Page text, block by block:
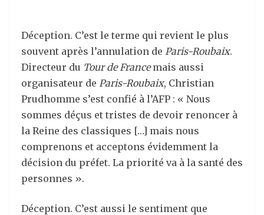
Déception. C’est le terme qui revient le plus
souvent après l’annulation de Paris-Roubaix.
Directeur du Tour de Francemais aussi
organisateur de Paris-Roubaix, Christian
Prudhomme s’est confié à l’AFP : « Nous
sommes déçus et tristes de devoir renoncer à
la Reine des classiques […] mais nous
comprenons et acceptons évidemment la
décision du préfet. La priorité va à la santé des
personnes ».
Déception. C’est aussi le sentiment que